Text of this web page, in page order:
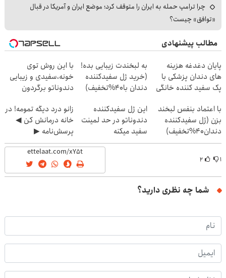
چرا ترامپ حمله به ایران را متوقف کرد؛ موضع ایران و آمریکا در قبال
«توافق» چیست؟
مطالب پیشنهادی
پایان دغدغه هزینه
های دندان پزشکی با
پک سفید کننده خانگی
به لبخندت زیبایی بده!
(خرید ژل سفیدکننده
دندان با40%تخفیف)
با این روش توی
خونه،سفیدی و زیبایی
دندوناتو برگردون
با اعتماد بنفس لبخند
بزن (ژل سفیدکننده
دندان40%تخفیف)
این ژل سفیدکننده
دندوناتو در حد لمینت
سفید میکنه
(40%تخفیف)
زانو درد دیگه تمومه! در
خانه درمانش کن ◀
پرسش‌نامه ▶
۱ ۲
شما چه نظری دارید؟